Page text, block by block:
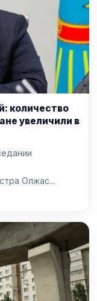
количество
увеличили в
Олжас...